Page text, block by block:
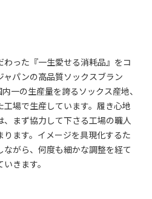
った『一生愛せる消耗品』をコ
ャパンの高品質ソックスブラン
一の生産量を誇るソックス産地、
場で生産しています。履き心地
、まず協力して下さる工場の職人
ます。イメージを具現化するた
がら、何度も細かな調整を経て
きます。